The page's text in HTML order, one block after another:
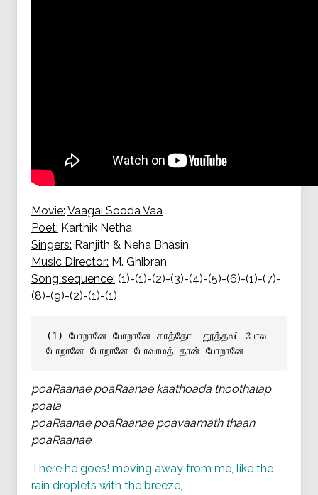
Movie: Vaagai Sooda Vaa
Poet: Karthik Netha
Singers: Ranjith & Neha Bhasin
Music Director: M. Ghibran
Song sequence: (1)-(1)-(2)-(3)-(4)-(5)-(6)-(1)-(7)-
(8)-(9)-(2)-(1)-(1)
(1) போறானே போறானே காத்தோட தூத்தலப் போல
போறானே போறானே போவாமத் தான் போறானே
poaRaanae poaRaanae kaathoada thoothalap
poala
poaRaanae poaRaanae poavaamath thaan
poaRaanae
There he goes! moving away from me, like the
rain droplets with the breeze,